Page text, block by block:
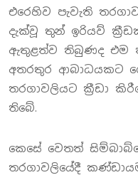
එරෙහිව පැවැති
දැක්වූ තුන් ඉරියව්
ඇතුළත්ව තිබුණද එම
අතරතුර ආබාධයකට
තරගාවලියට ක්‍රීඩා
තිබේ.
කෙසේ වෙතත්
තරගාවලියේදී